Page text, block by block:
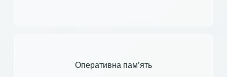
Оперативна пам’ять